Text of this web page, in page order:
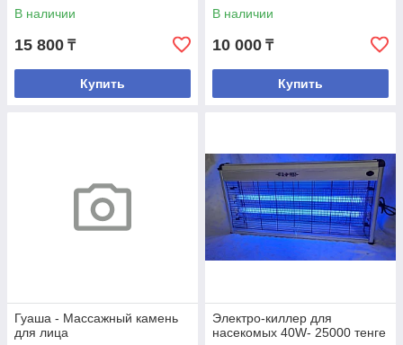
В наличии
15 800 ₸
Купить
В наличии
10 000 ₸
Купить
Гуаша - Массажный камень
для лица
Электро-киллер для
насекомых 40W- 25000 тенге